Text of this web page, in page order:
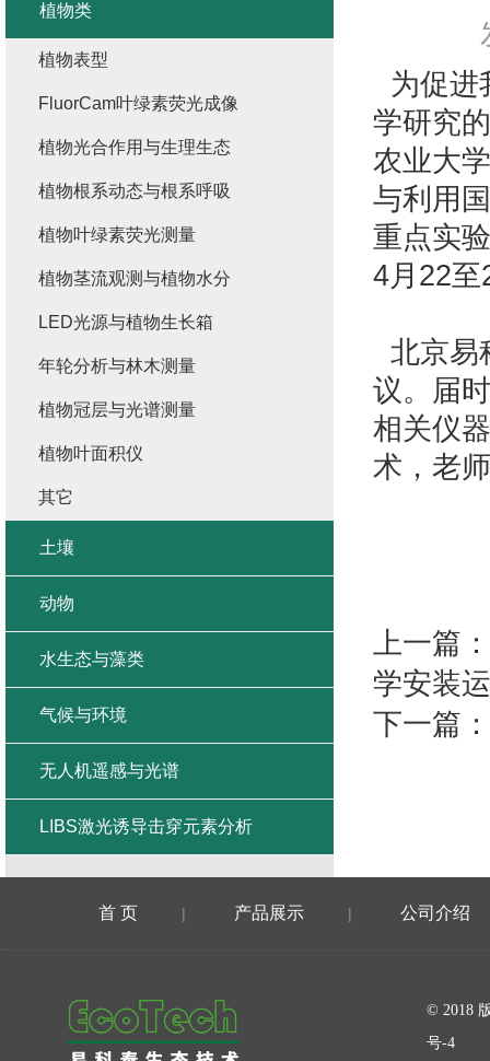
为促进
学研究
农业大
与利用
重点实
4月22至
北京易
议。届
相关仪
术，老
上一篇：
学安装
下一篇：
植物类
植物表型
FluorCam叶绿素荧光成像
植物光合作用与生理生态
植物根系动态与根系呼吸
植物叶绿素荧光测量
植物茎流观测与植物水分
LED光源与植物生长箱
年轮分析与林木测量
植物冠层与光谱测量
植物叶面积仪
其它
土壤
动物
水生态与藻类
气候与环境
无人机遥感与光谱
LIBS激光诱导击穿元素分析
首 页 | 产品展示 | 公司介绍
© 2018
号-4